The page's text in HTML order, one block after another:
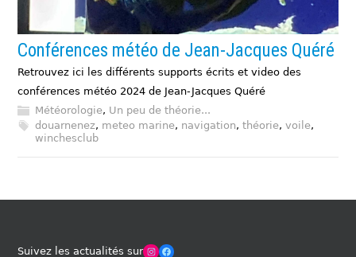
Conférences météo de Jean-Jacques Quéré
Retrouvez ici les différents supports écrits et video des
conférences météo 2024 de Jean-Jacques Quéré
Météorologie, Un peu de théorie...
douarnenez, meteo marine, navigation,théorie,voile,
winchesclub
Suivez les actualités surWinches Club OfficielFacebook